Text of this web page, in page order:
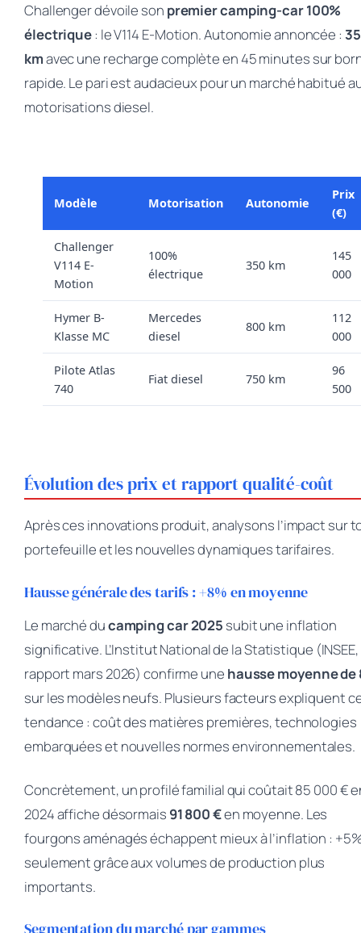
Challenger dévoile son premier camping-car 100%
électrique: le V114 E-Motion. Autonomie annoncée :
kmavec une recharge complète en 45 minutes sur
rapide. Le pari est audacieux pour un marché habitué
motorisations diesel.
Modèle Motorisation Autonomie
Prix
(€)
Challenger
V114 E-
Motion
100%
électrique
350 km
145
000
Hymer B-
Klasse MC
Mercedes
diesel
800 km
112
000
Pilote Atlas
740
Fiat diesel 750 km
96
500
Évolution des prix et rapport qualité-coût
Après ces innovations produit, analysons l’impact sur
portefeuille et les nouvelles dynamiques tarifaires.
Hausse générale des tarifs : +8% en moyenne
Le marché ducamping car 2025 subit une inflation
significative. L’Institut National de la Statistique (INSEE,
rapport mars 2026) confirme une hausse moyenne de
sur les modèles neufs. Plusieurs facteurs expliquent
tendance : coût des matières premières, technologies
embarquées et nouvelles normes environnementales.
Concrètement, un profilé familial qui coûtait 85 000 €
2024 affiche désormais 91 800 €en moyenne. Les
fourgons aménagés échappent mieux à l’inflation :
seulement grâce aux volumes de production plus
importants.
Segmentation du marché par gammes